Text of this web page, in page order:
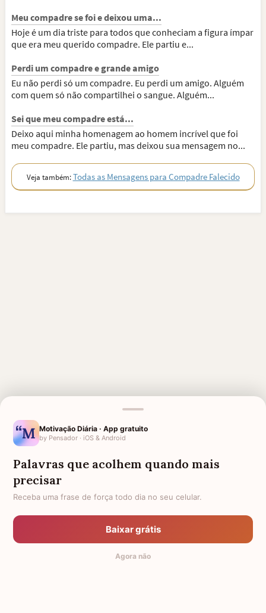
Meu compadre se foi e deixou uma...
Hoje é um dia triste para todos que conheciam a figura ímpar
que era meu querido compadre. Ele partiu e...
Perdi um compadre e grande amigo
Eu não perdi só um compadre. Eu perdi um amigo. Alguém
com quem só não compartilhei o sangue. Alguém...
Sei que meu compadre está...
Deixo aqui minha homenagem ao homem incrível que foi
meu compadre. Ele partiu, mas deixou sua mensagem no...
Veja também:Todas as Mensagens para Compadre Falecido
MENSAGENS RELACIONADAS
1 MÊS DE FALECIMENTO DO
1 MÊS DE FALECIMENTO DO
MEU AVÔ
MEU FILHO
TIO
5 ANOS DE FALECIMENTO
Motivação Diária · App gratuito
by Pensador · iOS & Android
Palavras que acolhem quando mais
precisar
Receba uma frase de força todo dia no seu celular.
Baixar grátis
Agora não